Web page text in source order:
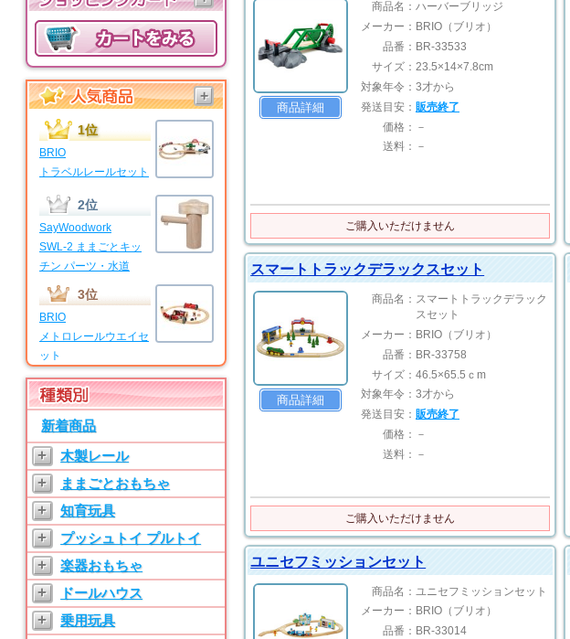
+
1位
BRIO
トラベルレールセット
2位
SayWoodwork
SWL-2 ままごとキッ
チン パーツ・水道
3位
BRIO
メトロレールウエイセ
ット
4位
BRIO
マイファーストビギナ
ーセット
5位
SayWoodwork
SWL-T ままごとキッ
チン パーツ・水道
6位
SayWoodwork
SW-3 ままごとキッチ
ン パーツ・水道
新着商品
+ 木製レール
+ ままごとおもちゃ
+ 知育玩具
+ プッシュトイ プルトイ
+ 楽器おもちゃ
+ ドールハウス
+
乗用玩具
商品詳細
商品名： ハーバーブリッジ
メーカー： BRIO（ブリオ）
品番： BR-33533
サイズ： 23.5×14×7.8cm
対象年令： 3才から
発送目安： 販売終了
価格： －
送料： －
ご購入いただけません
スマートトラックデラックスセット
商品詳細
商品名： スマートトラックデラック
スセット
メーカー： BRIO（ブリオ）
品番： BR-33758
サイズ： 46.5×65.5ｃm
対象年令： 3才から
発送目安： 販売終了
価格： －
送料： －
ご購入いただけません
ユニセフミッションセット
商品名： ユニセフミッションセット
メーカー： BRIO（ブリオ）
品番： BR-33014